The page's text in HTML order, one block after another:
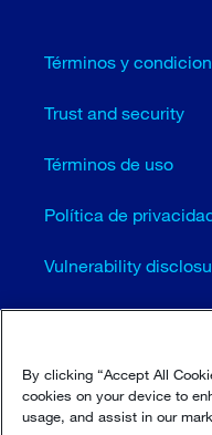
Términos y
Trust and security
Términos de uso
Política de
Vulnerability
Cookie settings (EN)
Mapa del sitio
By clicking “Accept All
cookies on your device to
usage, and assist in our